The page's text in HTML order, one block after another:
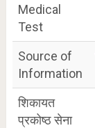
Medical
Test
Source of
Information
शिकायत
प्रकोष्ठ सेना